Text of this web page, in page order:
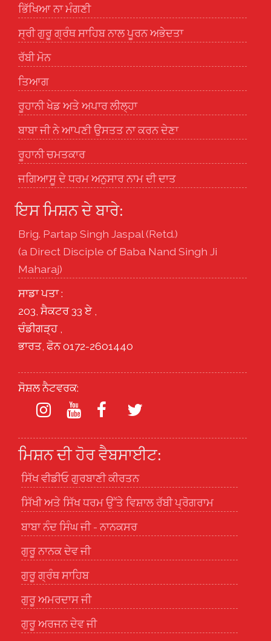
ਭਿੱਖਿਆ ਨਾ ਮੰਗਣੀ
ਸ੍ਰੀ ਗੁਰੂ ਗ੍ਰੰਥ ਸਾਹਿਬ ਨਾਲ ਪੂਰਨ ਅਭੇਦਤਾ
ਰੱਬੀ ਮੋਨ
ਤਿਆਗ
ਰੂਹਾਨੀ ਖੇਡ ਅਤੇ ਅਪਾਰ ਲੀਲ੍ਹਾ
ਬਾਬਾ ਜੀ ਨੇ ਆਪਣੀ ਉਸਤਤ ਨਾ ਕਰਨ ਦੇਣਾ
ਰੂਹਾਨੀ ਚਮਤਕਾਰ
ਜਗਿਆਸੂ ਦੇ ਧਰਮ ਅਨੁਸਾਰ ਨਾਮ ਦੀ ਦਾਤ
ਇਸ ਮਿਸ਼ਨ ਦੇ ਬਾਰੇ:
Brig. Partap Singh Jaspal (Retd.)
(a Direct Disciple of Baba Nand Singh Ji
Maharaj)
ਸਾਡਾ ਪਤਾ :
203, ਸੈਕਟਰ 33 ਏ ,
ਚੰਡੀਗੜ੍ਹ ,
ਭਾਰਤ, ਫੋਨ 0172-2601440
ਸੋਸ਼ਲ ਨੈਟਵਰਕ:
ਮਿਸ਼ਨ ਦੀ ਹੋਰ ਵੈਬਸਾਈਟ:
ਸਿੱਖ ਵੀਡੀਓ ਗੁਰਬਾਣੀ ਕੀਰਤਨ
ਸਿੱਖੀ ਅਤੇ ਸਿੱਖ ਧਰਮ ਉੱਤੇ ਵਿਸ਼ਾਲ ਰੱਬੀ ਪ੍ਰੋਗਰਾਮ
ਬਾਬਾ ਨੰਦ ਸਿੰਘ ਜੀ - ਨਾਨਕਸਰ
ਗੁਰੂ ਨਾਨਕ ਦੇਵ ਜੀ
ਗੁਰੂ ਗ੍ਰੰਥ ਸਾਹਿਬ
ਗੁਰੂ ਅਮਰਦਾਸ ਜੀ
ਗੁਰੂ ਅਰਜਨ ਦੇਵ ਜੀ